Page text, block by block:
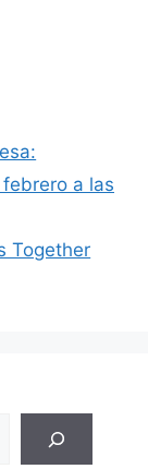
a las
Together